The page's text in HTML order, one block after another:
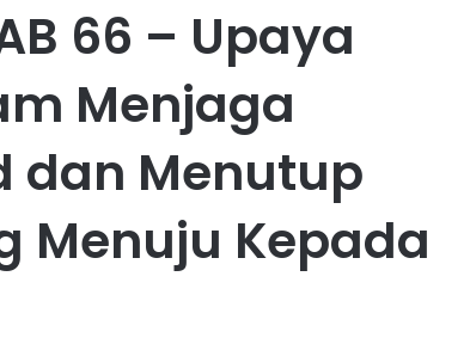
66 – Upaya
dan Menutup
Menuju Kepada